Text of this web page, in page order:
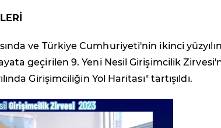
ve Türkiye Cumhuriyeti'nin ikinci
geçirilen 9. Yeni Nesil Girişimcilik
Girişimciliğin Yol Haritası" tartışıldı.